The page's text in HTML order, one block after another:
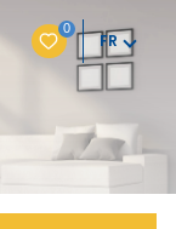
0
FR